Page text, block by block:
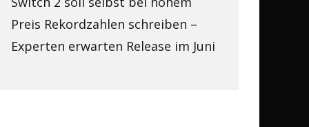
Preis Rekordzahlen schreiben –
Experten erwarten Release im Juni